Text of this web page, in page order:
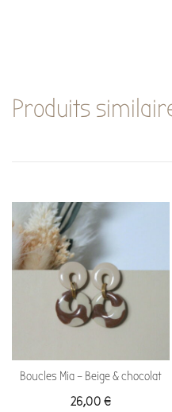
Produits
Boucles Mia – Beige & chocolat
26,00 €